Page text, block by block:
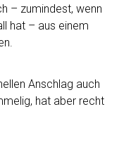
– zumindest, wenn
hat – aus einem
Anschlag auch
hat aber recht